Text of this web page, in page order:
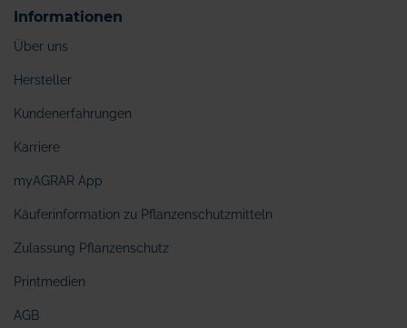
Informationen
Über uns
Hersteller
Kundenerfahrungen
Karriere
myAGRAR App
Käuferinformation zu Pflanzenschutzmitteln
Zulassung Pflanzenschutz
Printmedien
AGB